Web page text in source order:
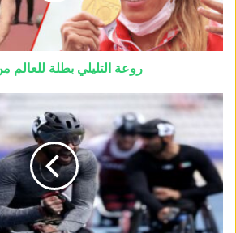
روعة التليلي بطلة للعالم